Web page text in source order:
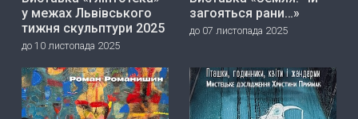
у межах Львівського
тижня скульптури 2025
до 10 листопада 2025
загояться рани…»
до 07 листопада 2025